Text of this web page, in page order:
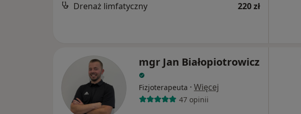
Drenaż limfatyczny 220 zł
mgr Jan Białopiotrowicz
Fizjoterapeuta · Więcej
47 opinii